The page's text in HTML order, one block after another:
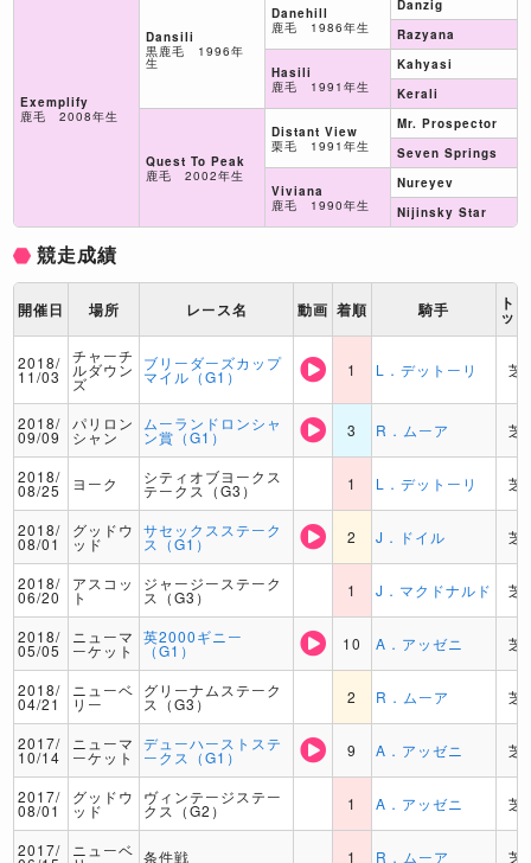
Exemplify
鹿毛 2008年生
Dansili
黒鹿毛 1996年
生
Quest To Peak
鹿毛 2002年生
Danehill
鹿毛 1986年生
Hasili
鹿毛 1991年生
Distant View
栗毛 1991年生
Viviana
鹿毛 1990年生
Danzig
Razyana
Kahyasi
Kerali
Mr. Prospector
Seven Springs
Nureyev
Nijinsky Star
競走成績
開催日 場所 レース名 動画 着順 騎手 トラ
ック
2018/
11/03
チャーチ
ルダウン
ズ
ブリーダーズカップ
マイル（G1） 1 L．デットーリ 芝
2018/
09/09
パリロン
シャン
ムーランドロンシャ
ン賞（G1） 3 R．ムーア 芝
2018/
08/25 ヨーク シティオブヨークス
テークス（G3） 1 L．デットーリ 芝
2018/
08/01
グッドウ
ッド
サセックスステーク
ス（G1） 2 J．ドイル 芝
2018/
06/20
アスコッ
ト
ジャージーステーク
ス（G3） 1 J．マクドナルド 芝
2018/
05/05
ニューマ
ーケット
英2000ギニー
（G1） 10 A．アッゼニ 芝
2018/
04/21
ニューベ
リー
グリーナムステーク
ス（G3） 2 R．ムーア 芝
2017/
10/14
ニューマ
ーケット
デューハーストステ
ークス（G1） 9 A．アッゼニ 芝
2017/
08/01
グッドウ
ッド
ヴィンテージステー
クス（G2） 1 A．アッゼニ 芝
2017/ ニューベ 条件戦 1 R．ムーア 芝